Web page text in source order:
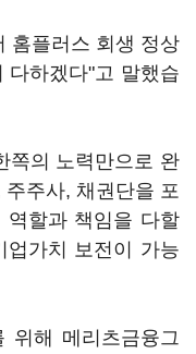
홈플러스 회생 정상
다하겠다"고 말했습
쪽의 노력만으로 완
주사, 채권단을 포
역할과 책임을 다할
가치 보전이 가능
위해 메리츠금융그